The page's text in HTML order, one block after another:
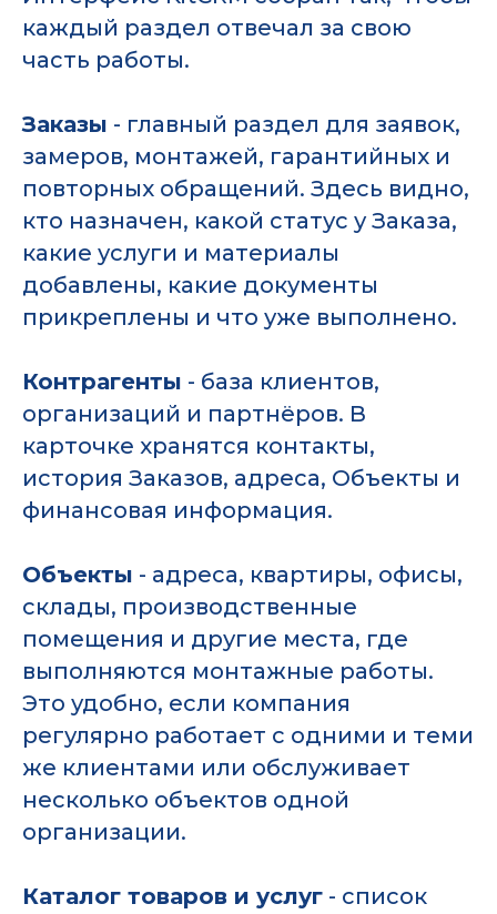
каждый раздел отвечал за свою
часть работы.
Заказы - главный раздел для заявок,
замеров, монтажей, гарантийных и
повторных обращений. Здесь видно,
кто назначен, какой статус у Заказа,
какие услуги и материалы
добавлены, какие документы
прикреплены и что уже выполнено.
Контрагенты - база клиентов,
организаций и партнёров. В
карточке хранятся контакты,
история Заказов, адреса, Объекты и
финансовая информация.
Объекты - адреса, квартиры, офисы,
склады, производственные
помещения и другие места, где
выполняются монтажные работы.
Это удобно, если компания
регулярно работает с одними и теми
же клиентами или обслуживает
несколько объектов одной
организации.
Каталог товаров и услуг - список